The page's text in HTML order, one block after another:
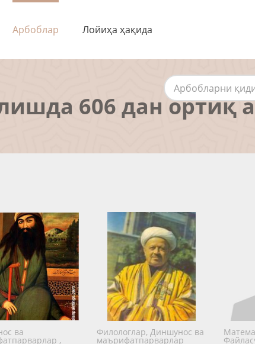
Арбоблар Лойиҳа ҳақида
606 дан ортиқ
ва
,
Филологлар, Диншунос ва
маърифатпарварлар